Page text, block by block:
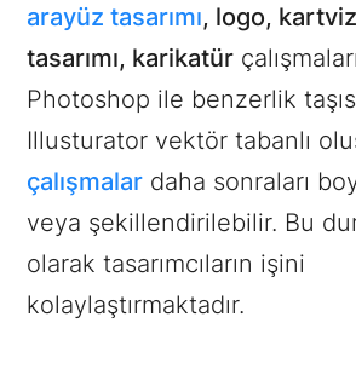
arayüz tasarımı, logo,
tasarımı, karikatür
Photoshop ile benzerlik
Illusturator vektör tabanlı
çalışmalar daha sonraları
veya şekillendirilebilir. Bu
olarak tasarımcıların işini
kolaylaştırmaktadır.